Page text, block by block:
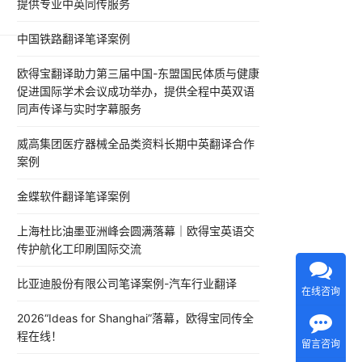
提供专业中英同传服务
中国铁路翻译笔译案例
欧得宝翻译助力第三届中国-东盟国民体质与健康
促进国际学术会议成功举办，提供全程中英双语
同声传译与实时字幕服务
威高集团医疗器械全品类资料长期中英翻译合作
案例
金蝶软件翻译笔译案例
上海杜比油墨亚洲峰会圆满落幕｜欧得宝英语交
传护航化工印刷国际交流
比亚迪股份有限公司笔译案例-汽车行业翻译
2026“Ideas for Shanghai”落幕，欧得宝同传全
程在线！
在线咨询
留言咨询